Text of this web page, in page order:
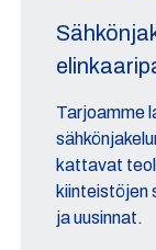
Tarjoamme
kattavat
kiinteistöjen
ja uusinnat.